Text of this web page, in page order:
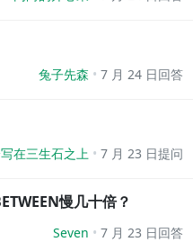
兔子先森 7 月 24 日回答
在三生石之上 7 月 23 日提问
慢几十倍？
Seven 7 月 23 日回答